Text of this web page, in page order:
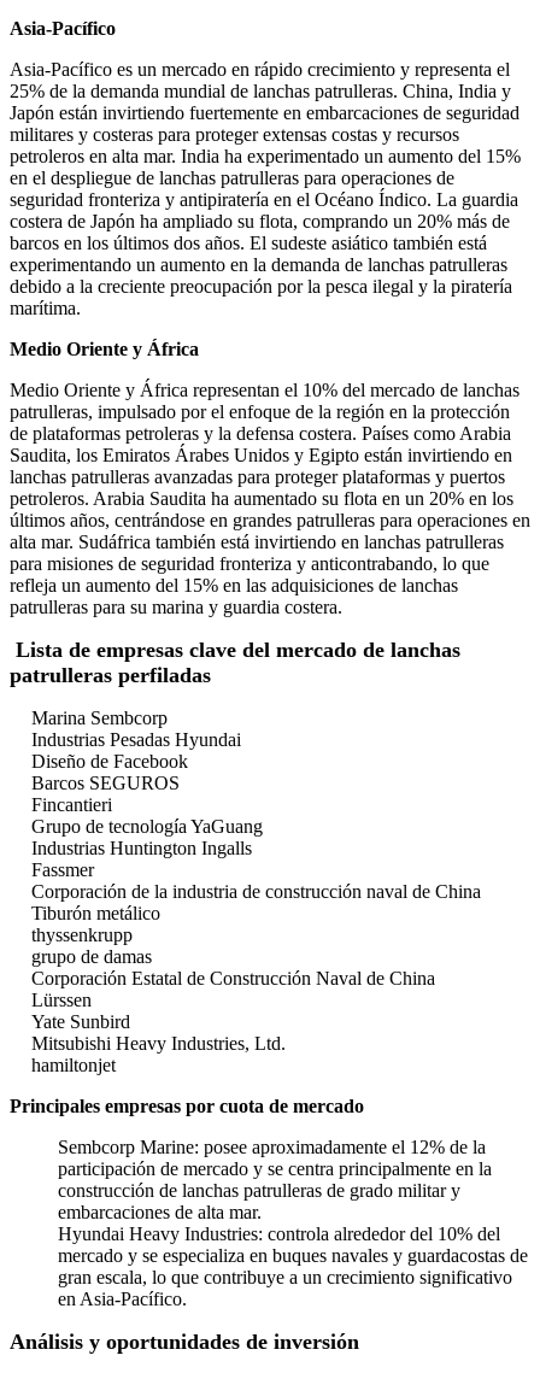
Asia-Pacífico
Asia-Pacífico es un mercado en rápido crecimiento y representa el
25% de la demanda mundial de lanchas patrulleras. China, India y
Japón están invirtiendo fuertemente en embarcaciones de seguridad
militares y costeras para proteger extensas costas y recursos
petroleros en alta mar. India ha experimentado un aumento del 15%
en el despliegue de lanchas patrulleras para operaciones de
seguridad fronteriza y antipiratería en el Océano Índico. La guardia
costera de Japón ha ampliado su flota, comprando un 20% más de
barcos en los últimos dos años. El sudeste asiático también está
experimentando un aumento en la demanda de lanchas patrulleras
debido a la creciente preocupación por la pesca ilegal y la piratería
marítima.
Medio Oriente y África
Medio Oriente y África representan el 10% del mercado de lanchas
patrulleras, impulsado por el enfoque de la región en la protección
de plataformas petroleras y la defensa costera. Países como Arabia
Saudita, los Emiratos Árabes Unidos y Egipto están invirtiendo en
lanchas patrulleras avanzadas para proteger plataformas y puertos
petroleros. Arabia Saudita ha aumentado su flota en un 20% en los
últimos años, centrándose en grandes patrulleras para operaciones en
alta mar. Sudáfrica también está invirtiendo en lanchas patrulleras
para misiones de seguridad fronteriza y anticontrabando, lo que
refleja un aumento del 15% en las adquisiciones de lanchas
patrulleras para su marina y guardia costera.
Lista de empresas clave del mercado de lanchas
patrulleras perfiladas
Marina Sembcorp
Industrias Pesadas Hyundai
Diseño de Facebook
Barcos SEGUROS
Fincantieri
Grupo de tecnología YaGuang
Industrias Huntington Ingalls
Fassmer
Corporación de la industria de construcción naval de China
Tiburón metálico
thyssenkrupp
grupo de damas
Corporación Estatal de Construcción Naval de China
Lürssen
Yate Sunbird
Mitsubishi Heavy Industries, Ltd.
hamiltonjet
Principales empresas por cuota de mercado
Sembcorp Marine: posee aproximadamente el 12% de la
participación de mercado y se centra principalmente en la
construcción de lanchas patrulleras de grado militar y
embarcaciones de alta mar.
Hyundai Heavy Industries: controla alrededor del 10% del
mercado y se especializa en buques navales y guardacostas de
gran escala, lo que contribuye a un crecimiento significativo
en Asia-Pacífico.
Análisis y oportunidades de inversión